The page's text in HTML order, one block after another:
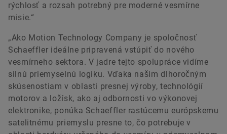
Marianna Obšivanová
Communication & Branding Slovak Republic
Schaeffler Kysuce, spol. s r.o.
Kysucké Nové Mesto
+421 41 420 - 5112 / 5110
+421 +421 0908 997 944
obsivmri@schaeffler.com
rýchlosť a rozsah potrebný pre moderné vesmírne
misie.“
„Ako Motion Technology Company je spoločnosť
Schaeffler ideálne pripravená vstúpiť do nového
vesmírneho sektora. V jadre tejto spolupráce vidíme
silnú priemyselnú logiku. Vďaka našim dlhoročným
skúsenostiam v oblasti presnej výroby, technológií
motorov a ložísk, ako aj odbornosti vo výkonovej
elektronike, ponúka Schaeffler rastúcemu európskemu
satelitnému priemyslu presne to, čo potrebuje v